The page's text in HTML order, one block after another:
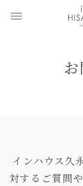
インハウス
対するご質問